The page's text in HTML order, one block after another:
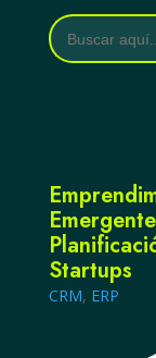
Buscar:
Startups
CRM, ERP